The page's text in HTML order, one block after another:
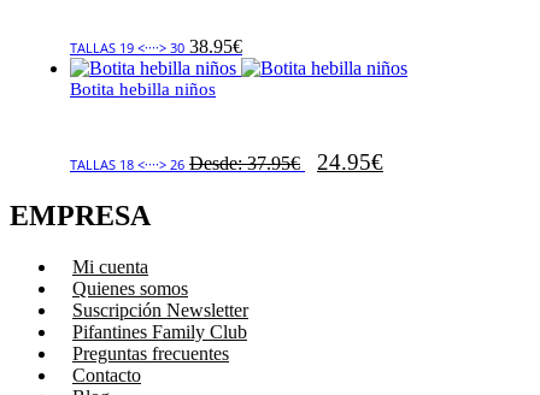
TALLAS 19 <····> 30 38.95€
Botita hebilla niños
TALLAS 18 <····> 26 Desde:37.95€ 24.95€
EMPRESA
Mi cuenta
Quienes somos
Suscripción Newsletter
Pifantines Family Club
Preguntas frecuentes
Contacto